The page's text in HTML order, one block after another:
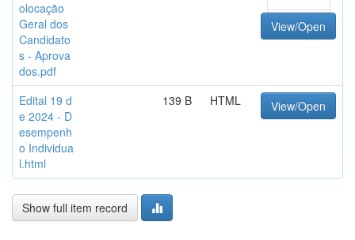
olocação
Geral dos
Candidato
s - Aprova
dos.pdf
View/Open
Edital 19 d
e 2024 - D
esempenh
o Individua
l.html
139 B HTML View/Open
Show full item record